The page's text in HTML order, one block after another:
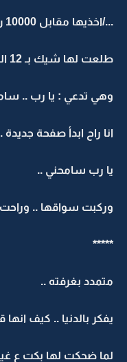
.../اخذيها مقابل 10000 ريال
طلعت لها شيك بـ 12 الف ريال .. واخذتها وطلعت ..
وهي تدعي : يا رب ..
انا راح ابدأ صفحة
يا رب سامحني ..
وركبت سواقها ..
*****
متمدد بغرفته ..
يفكر بالدنيا .. كيف انها
لما ضحكت لها بكت ع